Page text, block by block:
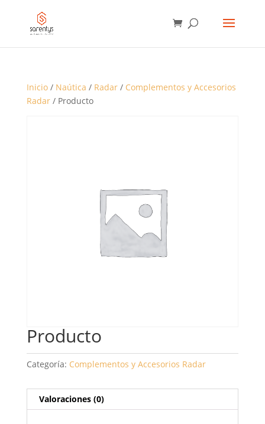
PRODUCTOS
Inicio/ Naútica / Radar/ Complementos y Accesorios
Radar/ Producto
Producto
Categoría: Complementos y Accesorios Radar
Valoraciones (0)